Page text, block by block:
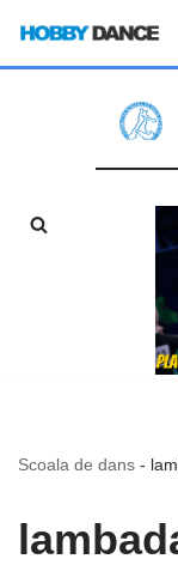
Sari
Scoala de dans -